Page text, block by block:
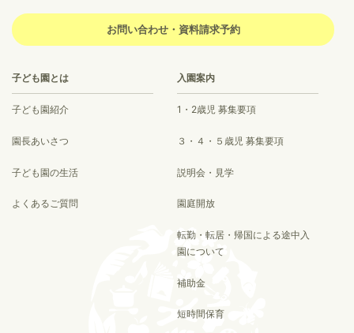
お問い合わせ・資料請求予約
子ども園とは
子ども園紹介
園長あいさつ
子ども園の生活
よくあるご質問
入園案内
1・2歳児 募集要項
３・４・５歳児 募集要項
説明会・見学
園庭開放
転勤・転居・帰国による途中入
園について
補助金
短時間保育